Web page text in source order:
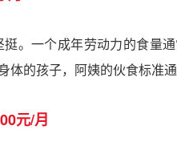
。一个成年劳动力的食量
体的孩子，阿姨的伙食标准
元/月